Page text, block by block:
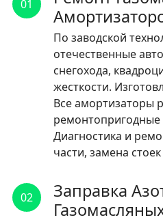
01
По заводской
отечественные
снегохода,
жесткости.
Все амортизаторы
ремонтопригодные
Диагностика и
части, замена
02
Заправка